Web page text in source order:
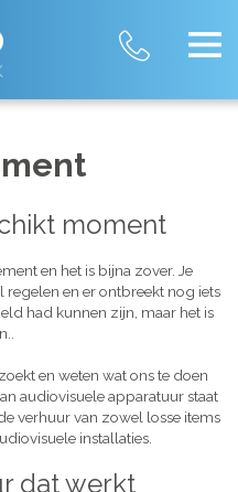
moment
en het is bijna zover. Je
regelen en er ontbreekt nog iets
had kunnen zijn, maar het is
en weten wat ons te doen
audiovisuele apparatuur staat
verhuur van zowel losse items
installaties.
dat werkt